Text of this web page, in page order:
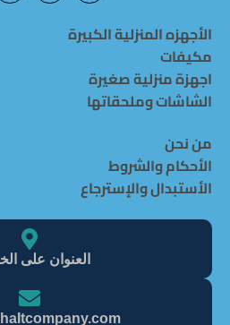
الأجهزه المنزلية الكبيرة
مكيفات
اجهزة منزلية صغيرة
الشاشات وملحقاتها
من نحن
الأحكام والشروط
الأستبدال والإسترجاع
العنوان على